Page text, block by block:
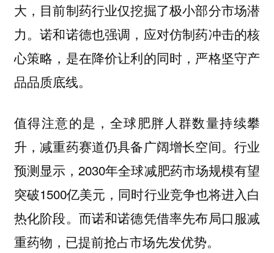
大，目前制药行业仅挖掘了极小部分市场潜
力。诺和诺德也强调，应对仿制药冲击的核
心策略，是在降价让利的同时，严格坚守产
品品质底线。
值得注意的是，全球肥胖人群数量持续攀
升，减重药赛道仍具备广阔增长空间。行业
预测显示，2030年全球减肥药市场规模有望
突破1500亿美元，同时行业竞争也将进入白
热化阶段。而诺和诺德凭借率先布局口服减
重药物，已提前抢占市场先发优势。